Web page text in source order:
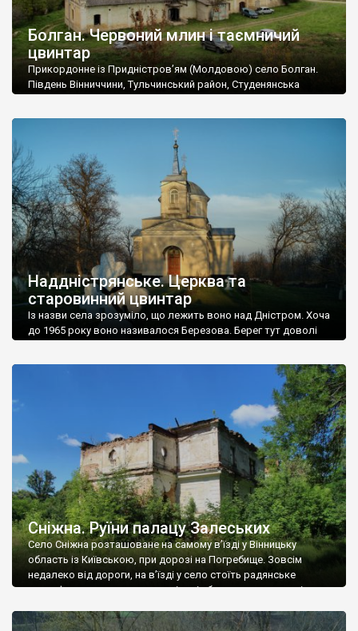
Болган. Червоний млин і таємничий
цвинтар
Прикордонне із Придністров’ям (Молдовою) село Болган.
Південь Вінниччини, Тульчинський район, Студенянська
старовинний цвинтар із кам’яними хрестами. Всі епітафії, які
збереглися, написані кирилицею, церковнослов’янською
мовою. За всіма традиційними ознаками – цвинтар
український. Хрести датуються 19 століттям. У 1924-1940
роках Болган […]
Наддністрянське. Церква та
старовинний цвинтар
Із назви села зрозуміло, що лежить воно над Дністром. Хоча
до 1965 року воно називалося Березова. Берег тут доволі
Наддністрянське відрізняється від більшості навколишніх
сіл. У селі є мурована Михайлівська церква. Точної дати […]
Сніжна. Руїни палацу Залеських
Село Сніжна розташоване на самому в’їзді у Вінницьку
область із Київською, при дорозі на Погребище. Зовсім
недалеко від дороги, на в’їзді у село стоїть радянське
рельєфне пано, яке показує жінку і яблуню, а трохи далі, десь
не видно, але видно дві стареньких колії у траві – […]